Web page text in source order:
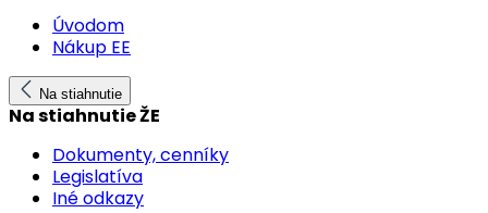
Úvodom
Nákup EE
Na stiahnutie
Na stiahnutie ŽE
Dokumenty, cenníky
Legislatíva
Iné odkazy